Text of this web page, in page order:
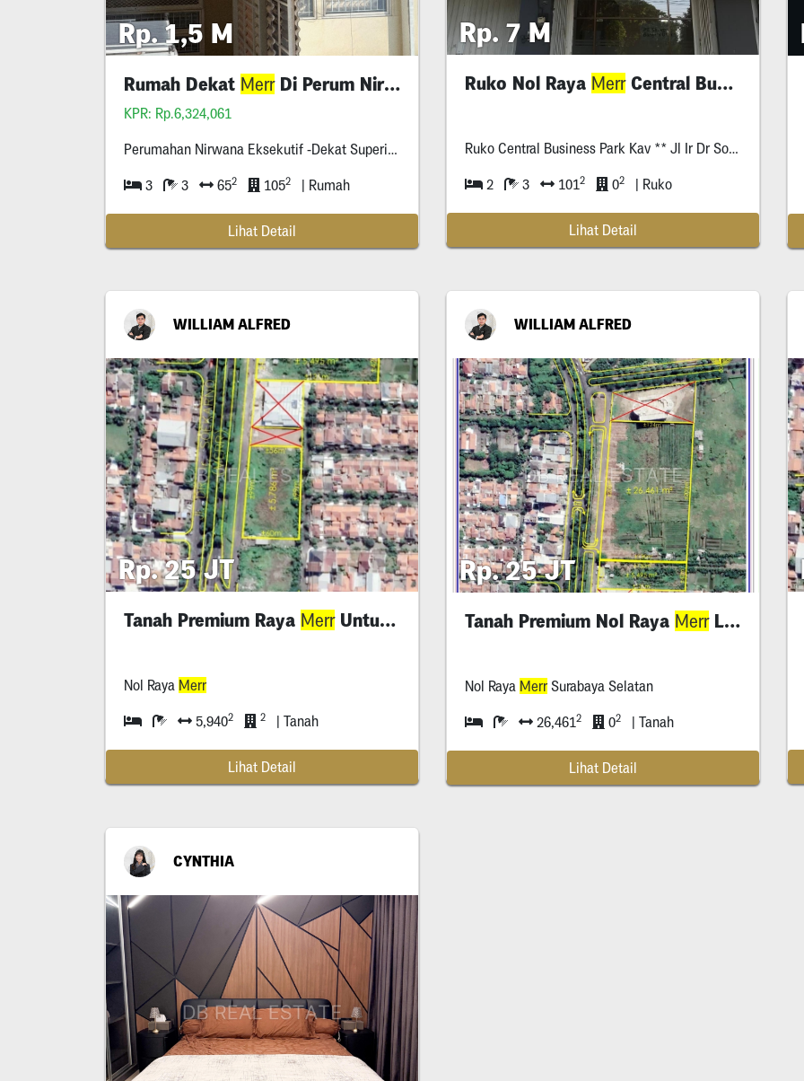
Rp. 1,5 M
Rumah Dekat MerrDi Perum Nirwana Eksekutif
KPR: Rp.6,324,061
Perumahan Nirwana Eksekutif -Dekat Superindo -Row Jalan Tiga Mobil -Rumahnya Di Blok Terdepan
3 3 652 1052 | Rumah
Lihat Detail
Rp. 7 M
Ruko Nol Raya MerrCentral Business Park
Ruko Central Business Park Kav ** Jl Ir Dr Soekarno /
2 3 1012 02 | Ruko
Lihat Detail
WILLIAM ALFRED
Rp. 25 JT
Tanah Premium Raya MerrUntuk Komersial
Nol Raya Merr
5,9402 2 | Tanah
Lihat Detail
WILLIAM ALFRED
Rp. 25 JT
Tanah Premium Nol Raya MerrLuasan Besar
Nol Raya MerrSurabaya Selatan
26,4612 02 | Tanah
Lihat Detail
CYNTHIA